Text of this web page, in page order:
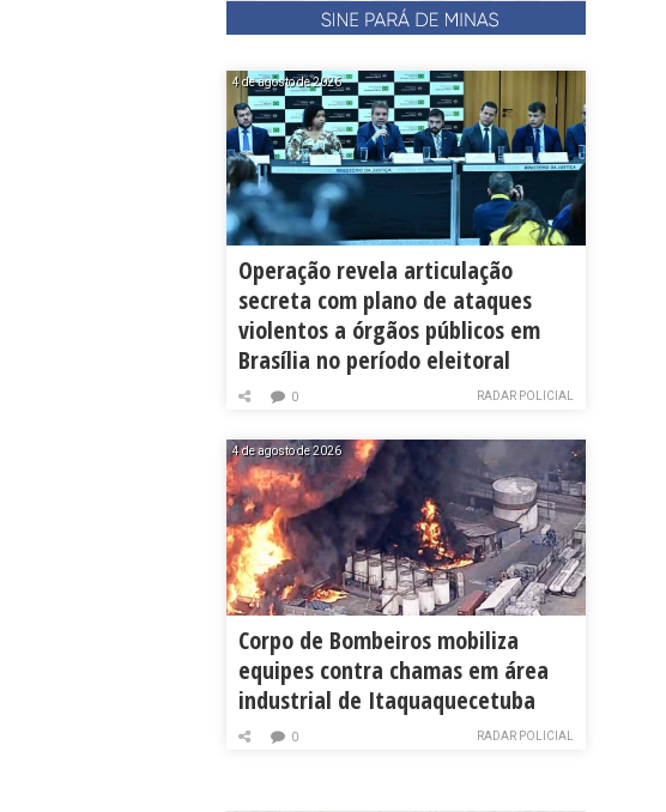
4 de agosto de 2026
Operação revela articulação
secreta com plano de ataques
violentos a órgãos públicos em
Brasília no período eleitoral
RADAR POLICIAL
0
4 de agosto de 2026
Corpo de Bombeiros mobiliza
equipes contra chamas em área
industrial de Itaquaquecetuba
RADAR POLICIAL
0